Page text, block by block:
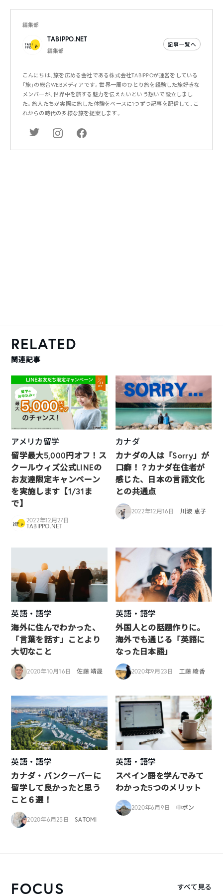
編集部
TABIPPO.NET
編集部
記事一覧へ
こんにちは、旅を広める会社である株式会社TABIPPOが運営をしている
「旅」の総合WEBメディアです。世界一周のひとり旅を経験した旅好きな
メンバーが、世界中を旅する魅力を伝えたいという想いで設立しまし
た。旅人たちが実際に旅した体験をベースに1つずつ記事を配信して、こ
れからの時代の多様な旅を提案します。
RELATED
関連記事
アメリカ留学
留学最大5,000円オフ！ス
クールウィズ公式LINEの
お友達限定キャンペーン
を実施します【1/31ま
で】
2022年12月27日
TABIPPO.NET
カナダ
カナダの人は「Sorry」が
口癖！？カナダ在住者が
感じた、日本の言語文化
との共通点
2022年12月16日 川波 恵子
英語・語学
海外に住んでわかった、
「言葉を話す」ことより
大切なこと
2020年10月16日 佐藤 靖晟
英語・語学
外国人との話題作りに。
海外でも通じる「英語に
なった日本語」
2020年9月23日 工藤 綾香
英語・語学
カナダ・バンクーバーに
留学して良かったと思う
こと６選！
2020年6月25日 SATOMI
英語・語学
スペイン語を学んでみて
わかった5つのメリット
2020年6月9日 中ポン
FOCUS すべて見る